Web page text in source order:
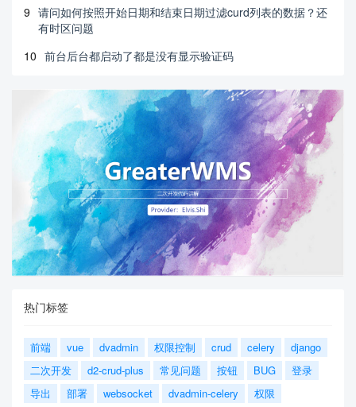
9 请问如何按照开始日期和结束日期过滤curd列表的数据？还
有时区问题
10 前台后台都启动了都是没有显示验证码
热门标签
前端 vue dvadmin 权限控制 crud celery
django
二次开发
d2-crud-plus 常见问题 按钮 BUG
登录
导出
部署 websocket dvadmin-celery
权限